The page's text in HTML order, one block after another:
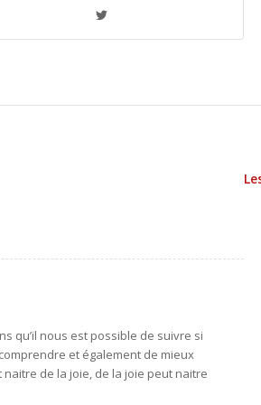
qu’il nous est possible de suivre si
et également de mieux
de la joie, de la joie peut naitre